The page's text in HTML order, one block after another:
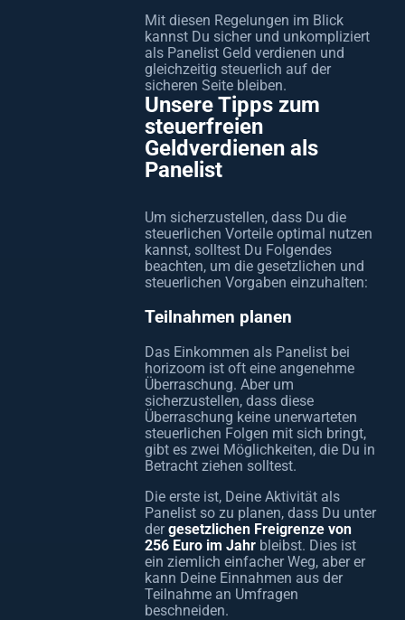
Mit diesen Regelungen im Blick
kannst Du sicher und unkompliziert
als Panelist Geld verdienen und
gleichzeitig steuerlich auf der
sicheren Seite bleiben.
Unsere Tipps zum
steuerfreien
Geldverdienen als
Panelist
Um sicherzustellen, dass Du die
steuerlichen Vorteile optimal nutzen
kannst, solltest Du Folgendes
beachten, um die gesetzlichen und
steuerlichen Vorgaben einzuhalten:
Teilnahmen planen
Das Einkommen als Panelist bei
horizoom ist oft eine angenehme
Überraschung. Aber um
sicherzustellen, dass diese
Überraschung keine unerwarteten
steuerlichen Folgen mit sich bringt,
gibt es zwei Möglichkeiten, die Du in
Betracht ziehen solltest.
Die erste ist, Deine Aktivität als
Panelist so zu planen, dass Du unter
dergesetzlichen Freigrenze von
256 Euro im Jahr bleibst. Dies ist
ein ziemlich einfacher Weg, aber er
kann Deine Einnahmen aus der
Teilnahme an Umfragen
beschneiden.